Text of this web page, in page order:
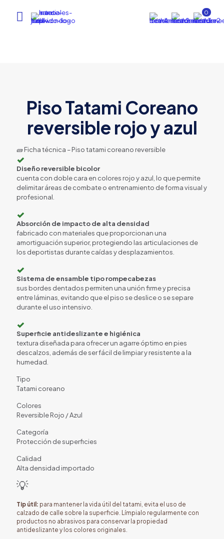
0
Piso Tatami Coreano
reversible rojo y azul
🧱 Ficha técnica – Piso tatami coreano reversible
✓
Diseño reversible bicolor
cuenta con doble cara en colores rojo y azul, lo que permite
delimitar áreas de combate o entrenamiento de forma visual y
profesional.
✓
Absorción de impacto de alta densidad
fabricado con materiales que proporcionan una
amortiguación superior, protegiendo las articulaciones de
los deportistas durante caídas y desplazamientos.
✓
Sistema de ensamble tipo rompecabezas
sus bordes dentados permiten una unión firme y precisa
entre láminas, evitando que el piso se deslice o se separe
durante el uso intensivo.
✓
Superficie antideslizante e higiénica
textura diseñada para ofrecer un agarre óptimo en pies
descalzos, además de ser fácil de limpiar y resistente a la
humedad.
Tipo
Tatami coreano
Colores
Reversible Rojo / Azul
Categoría
Protección de superficies
Calidad
Alta densidad importado
💡
Tip útil: para mantener la vida útil del tatami, evita el uso de
calzado de calle sobre la superficie. Límpialo regularmente con
productos no abrasivos para conservar la propiedad
antideslizante y los colores originales.